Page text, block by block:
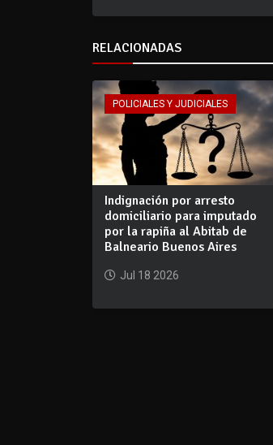
RELACIONADAS
POLICIALES Y JUDICIALES
Indignación por arresto
domiciliario para imputado
por la rapiña al Abitab de
Balneario Buenos Aires
Jul 18 2026